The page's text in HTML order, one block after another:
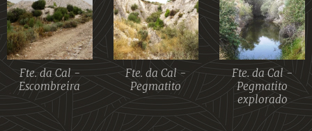
Fte. da Cal -
Escombreira
Fte. da Cal -
Pegmatito
Fte. da Cal -
Pegmatito
explorado